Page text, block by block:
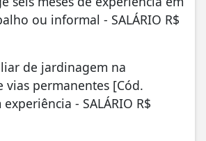
ou informal - SALÁRIO R$
de jardinagem na
vias permanentes [Cód.
- SALÁRIO R$